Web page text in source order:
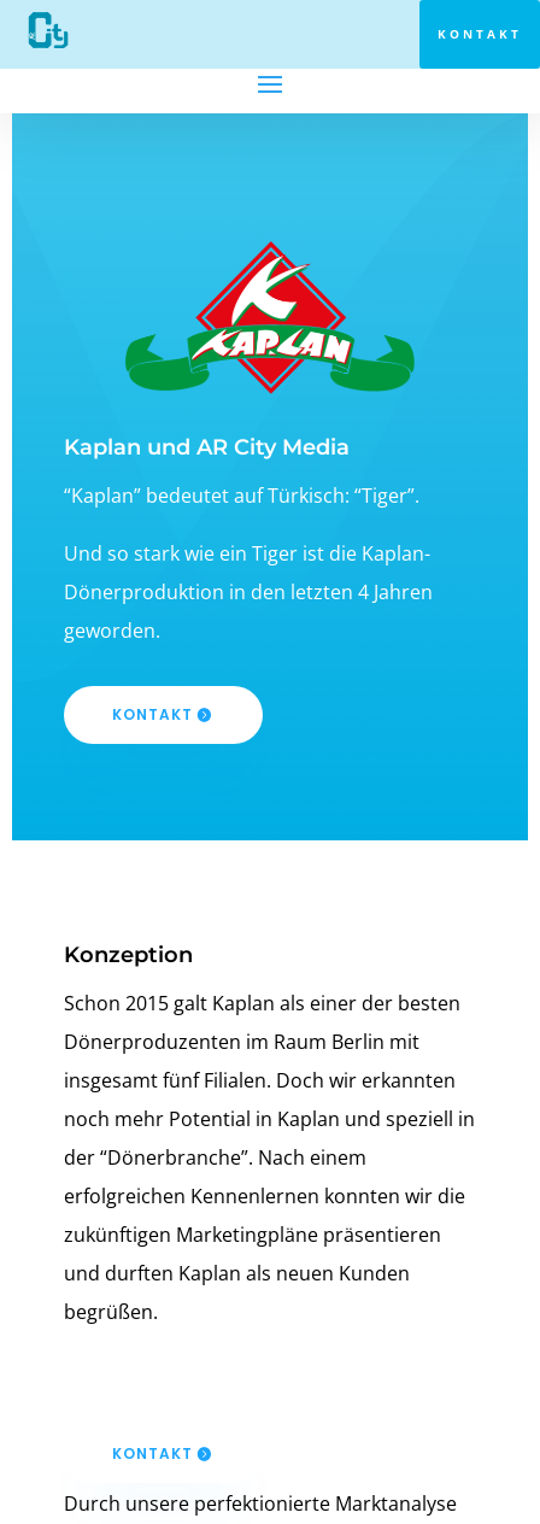
KONTAKT
Kaplan und AR City Media
“Kaplan” bedeutet auf Türkisch: “Tiger”.
Und so stark wie ein Tiger ist die Kaplan-
Dönerproduktion in den letzten 4 Jahren
geworden.
KONTAKT
Konzeption
Schon 2015 galt Kaplan als einer der besten
Dönerproduzenten im Raum Berlin mit
insgesamt fünf Filialen. Doch wir erkannten
noch mehr Potential in Kaplan und speziell in
der “Dönerbranche”. Nach einem
erfolgreichen Kennenlernen konnten wir die
zukünftigen Marketingpläne präsentieren
und durften Kaplan als neuen Kunden
begrüßen.
KONTAKT
Durch unsere perfektionierte Marktanalyse